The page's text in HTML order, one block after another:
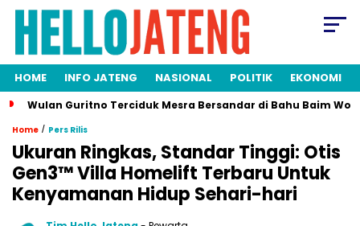
HOME INFO JATENG NASIONAL POLITIK EKONOMI
Wulan Guritno Terciduk Mesra Bersandar di Bahu Baim
Home / Pers Rilis
Ukuran Ringkas, Standar Tinggi: Otis
Gen3™ Villa Homelift Terbaru Untuk
Kenyamanan Hidup Sehari-hari